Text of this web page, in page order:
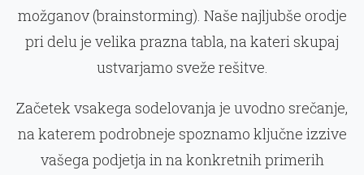
možganov (brainstorming). Naše najljubše orodje
pri delu je velika prazna tabla, na kateri skupaj
ustvarjamo sveže rešitve.
Začetek vsakega sodelovanja je uvodno srečanje,
na katerem podrobneje spoznamo ključne izzive
vašega podjetja in na konkretnih primerih